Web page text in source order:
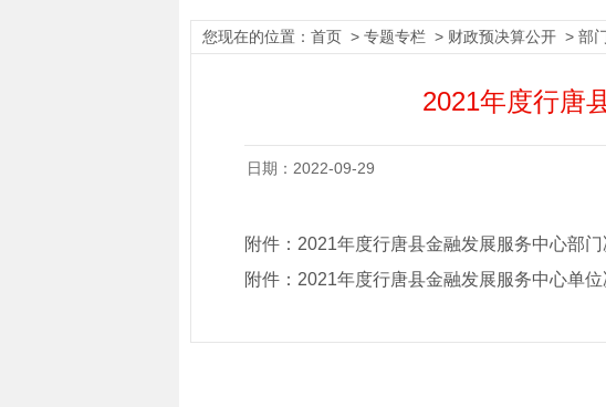
您现在的位置： 首页 > 专题专栏 > 财政预决算公开 > 部
2021年度行唐
日期：2022-09-29
附件： 2021年度行唐县金融发展服务中心部
附件： 2021年度行唐县金融发展服务中心单